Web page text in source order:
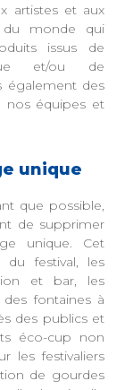
artistes et aux
du monde qui
issus de
et/ou de
également des
nos équipes et
unique
que possible,
de supprimer
unique. Cet
du festival, les
et bar, les
des fontaines à
des publics et
éco-cup non
les festivaliers
de gourdes